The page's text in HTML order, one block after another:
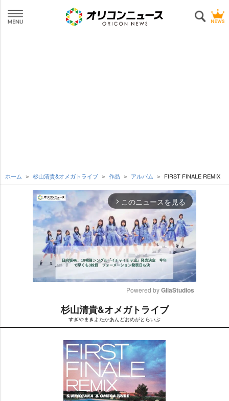
ホーム 杉山清貴&オメガトライブ 作品 アルバム FIRST FINALE REMIX
arrow_forward_ios このニュースを見る
M
t
e
Powered by GliaStudios
杉山清貴&オメガトライブ
すぎやまきよたかあんどおめがとらいぶ